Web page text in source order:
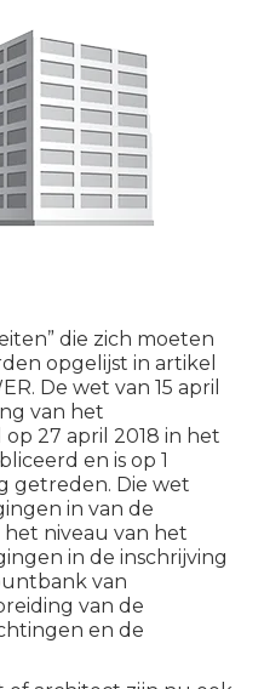
die zich moeten
opgelijst in artikel
De wet van 15 april
van het
27 april 2018 in het
en is op 1
getreden. Die wet
in van de
niveau van het
in de inschrijving
van
van de
en de